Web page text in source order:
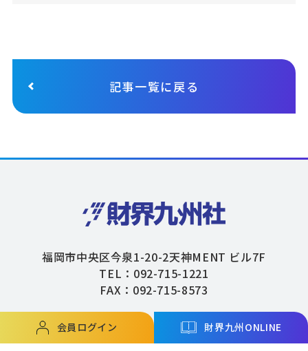
記事一覧に戻る
会員ログイン 財界九州ONLINE
福岡市中央区今泉1-20-2天神MENT ビル7F
TEL：092-715-1221
FAX：092-715-8573
Copyright © ZAIKAIKYUSHU Co,.Ltd. All Rights Reserved.